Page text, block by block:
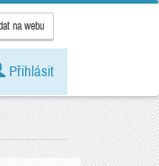
na webu
Přihlásit